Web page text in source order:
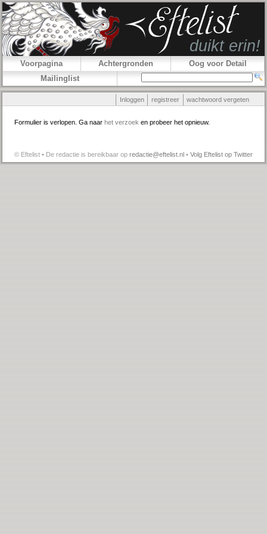
Voorpagina Achtergronden
Oog voor Detail
Mailinglist
Inloggen registreer wachtwoord vergeten
Formulier is verlopen. Ga naar het verzoek en probeer het opnieuw.
© Eftelist • De redactie is bereikbaar op redactie@eftelist.nl • Volg Eftelist op Twitter